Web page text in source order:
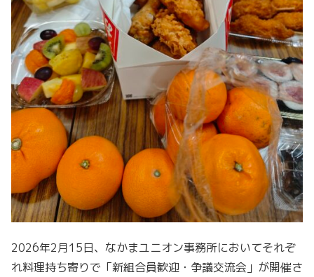
2026年2月15日、なかまユニオン事務所においてそれぞ
れ料理持ち寄りで「新組合員歓迎・争議交流会」が開催さ